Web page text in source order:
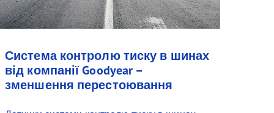
Система контролю тиску в шинах
від компанії Goodyear –
зменшення перестоювання